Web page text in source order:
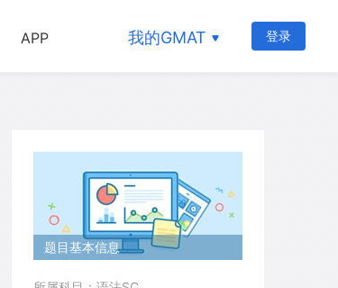
APP 我的GMAT 登录
题目基本信息